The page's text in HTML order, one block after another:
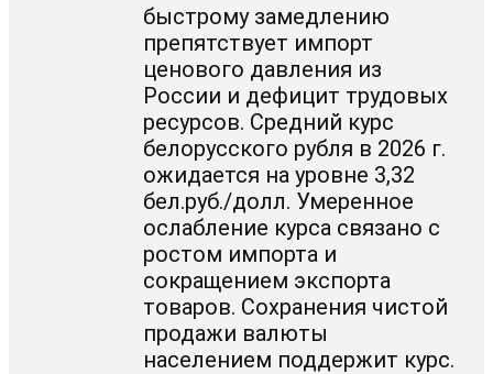
быстрому замедлению
препятствует импорт
ценового давления из
России и дефицит трудовых
ресурсов. Средний курс
белорусского рубля в 2026 г.
ожидается на уровне 3,32
бел.руб./долл. Умеренное
ослабление курса связано с
ростом импорта и
сокращением экспорта
товаров. Сохранения чистой
продажи валюты
населением поддержит курс.